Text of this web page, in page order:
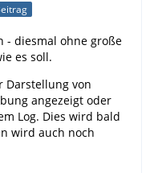
- diesmal ohne große
es soll.
Darstellung von
angezeigt oder
Log. Dies wird bald
wird auch noch